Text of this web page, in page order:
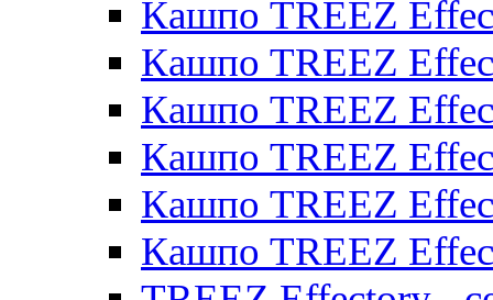
Кашпо TREEZ
Кашпо TREEZ
Кашпо TREEZ
Кашпо TREEZ
Кашпо TREEZ
Кашпо TREEZ